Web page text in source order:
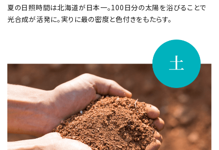
夏の日照時間は北海道が⽇本⼀。100⽇分の太陽を浴びることで
光合成が活発に。実りに最の密度と色付きをもたらす。